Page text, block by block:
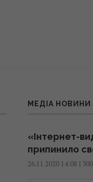
МЕДІА НОВИНИ
«Інтернет-
припинило
26.11.2020 14:08 |